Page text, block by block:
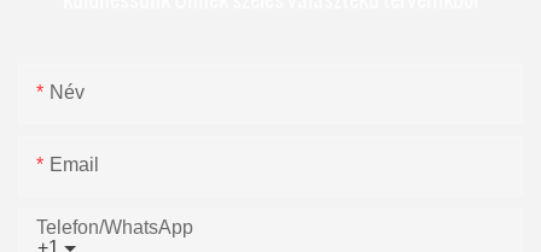
Név
Email
+1
Telefon/WhatsApp